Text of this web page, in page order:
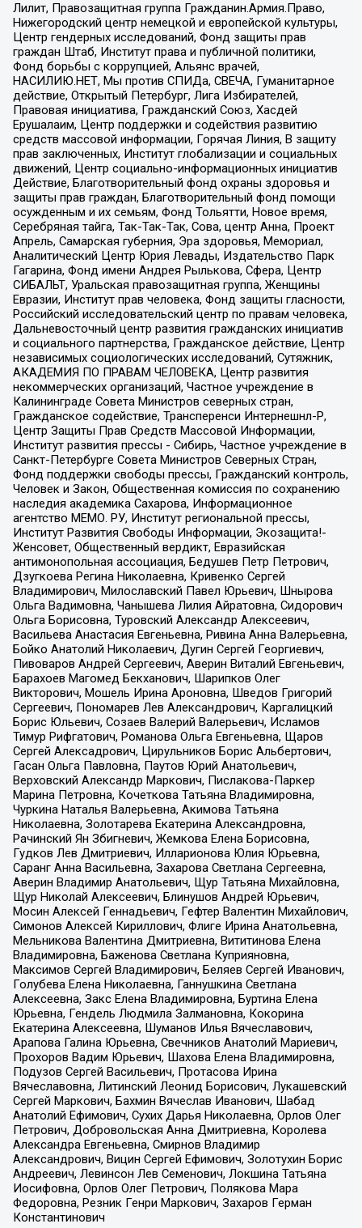
Лилит, Правозащитная группа Гражданин.Армия.Право,
Нижегородский центр немецкой и европейской культуры,
Центр гендерных исследований, Фонд защиты прав
граждан Штаб, Институт права и публичной политики,
Фонд борьбы с коррупцией, Альянс врачей,
НАСИЛИЮ.НЕТ, Мы против СПИДа, СВЕЧА, Гуманитарное
действие, Открытый Петербург, Лига Избирателей,
Правовая инициатива, Гражданский Союз, Хасдей
Ерушалаим, Центр поддержки и содействия развитию
средств массовой информации, Горячая Линия, В защиту
прав заключенных, Институт глобализации и социальных
движений, Центр социально-информационных инициатив
Действие, Благотворительный фонд охраны здоровья и
защиты прав граждан, Благотворительный фонд помощи
осужденным и их семьям, Фонд Тольятти, Новое время,
Серебряная тайга, Так-Так-Так, Сова, центр Анна, Проект
Апрель, Самарская губерния, Эра здоровья, Мемориал,
Аналитический Центр Юрия Левады, Издательство Парк
Гагарина, Фонд имени Андрея Рылькова, Сфера, Центр
СИБАЛЬТ, Уральская правозащитная группа, Женщины
Евразии, Институт прав человека, Фонд защиты гласности,
Российский исследовательский центр по правам человека,
Дальневосточный центр развития гражданских инициатив
и социального партнерства, Гражданское действие, Центр
независимых социологических исследований, Сутяжник,
АКАДЕМИЯ ПО ПРАВАМ ЧЕЛОВЕКА, Центр развития
некоммерческих организаций, Частное учреждение в
Калининграде Совета Министров северных стран,
Гражданское содействие, Трансперенси Интернешнл-Р,
Центр Защиты Прав Средств Массовой Информации,
Институт развития прессы - Сибирь, Частное учреждение в
Санкт-Петербурге Совета Министров Северных Стран,
Фонд поддержки свободы прессы, Гражданский контроль,
Человек и Закон, Общественная комиссия по сохранению
наследия академика Сахарова, Информационное
агентство МЕМО. РУ, Институт региональной прессы,
Институт Развития Свободы Информации, Экозащита!-
Женсовет, Общественный вердикт, Евразийская
антимонопольная ассоциация, Бедушев Петр Петрович,
Дзугкоева Регина Николаевна, Кривенко Сергей
Владимирович, Милославский Павел Юрьевич, Шнырова
Ольга Вадимовна, Чанышева Лилия Айратовна, Сидорович
Ольга Борисовна, Туровский Александр Алексеевич,
Васильева Анастасия Евгеньевна, Ривина Анна Валерьевна,
Бойко Анатолий Николаевич, Дугин Сергей Георгиевич,
Пивоваров Андрей Сергеевич, Аверин Виталий Евгеньевич,
Барахоев Магомед Бекханович, Шарипков Олег
Викторович, Мошель Ирина Ароновна, Шведов Григорий
Сергеевич, Пономарев Лев Александрович, Каргалицкий
Борис Юльевич, Созаев Валерий Валерьевич, Исламов
Тимур Рифгатович, Романова Ольга Евгеньевна, Щаров
Сергей Алексадрович, Цирульников Борис Альбертович,
Гасан Ольга Павловна, Паутов Юрий Анатольевич,
Верховский Александр Маркович, Пислакова-Паркер
Марина Петровна, Кочеткова Татьяна Владимировна,
Чуркина Наталья Валерьевна, Акимова Татьяна
Николаевна, Золотарева Екатерина Александровна,
Рачинский Ян Збигневич, Жемкова Елена Борисовна,
Гудков Лев Дмитриевич, Илларионова Юлия Юрьевна,
Саранг Анна Васильевна, Захарова Светлана Сергеевна,
Аверин Владимир Анатольевич, Щур Татьяна Михайловна,
Щур Николай Алексеевич, Блинушов Андрей Юрьевич,
Мосин Алексей Геннадьевич, Гефтер Валентин Михайлович,
Симонов Алексей Кириллович, Флиге Ирина Анатольевна,
Мельникова Валентина Дмитриевна, Вититинова Елена
Владимировна, Баженова Светлана Куприяновна,
Максимов Сергей Владимирович, Беляев Сергей Иванович,
Голубева Елена Николаевна, Ганнушкина Светлана
Алексеевна, Закс Елена Владимировна, Буртина Елена
Юрьевна, Гендель Людмила Залмановна, Кокорина
Екатерина Алексеевна, Шуманов Илья Вячеславович,
Арапова Галина Юрьевна, Свечников Анатолий Мариевич,
Прохоров Вадим Юрьевич, Шахова Елена Владимировна,
Подузов Сергей Васильевич, Протасова Ирина
Вячеславовна, Литинский Леонид Борисович, Лукашевский
Сергей Маркович, Бахмин Вячеслав Иванович, Шабад
Анатолий Ефимович, Сухих Дарья Николаевна, Орлов Олег
Петрович, Добровольская Анна Дмитриевна, Королева
Александра Евгеньевна, Смирнов Владимир
Александрович, Вицин Сергей Ефимович, Золотухин Борис
Андреевич, Левинсон Лев Семенович, Локшина Татьяна
Иосифовна, Орлов Олег Петрович, Полякова Мара
Федоровна, Резник Генри Маркович, Захаров Герман
Константинович